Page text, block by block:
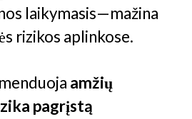
laikymasis—mažina
rizikos aplinkose.
amžių
pagrįstą